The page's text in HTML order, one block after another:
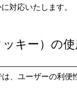
対応いたします。
ッキー）の
、ユーザーの利便